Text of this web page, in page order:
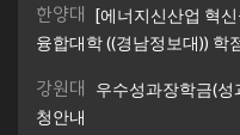
한양대 [에너지신산업 혁
융합대학 ((경남정보대)) 학
강원대
우수성과장학금(성
청안내